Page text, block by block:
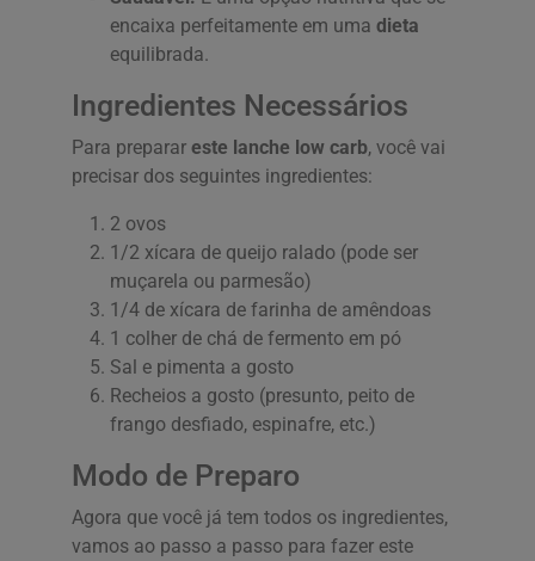
encaixa perfeitamente em uma dieta
equilibrada.
Ingredientes Necessários
Para preparar este lanche low carb, você vai
precisar dos seguintes ingredientes:
2 ovos
1/2 xícara de queijo ralado (pode ser
muçarela ou parmesão)
1/4 de xícara de farinha de amêndoas
1 colher de chá de fermento em pó
Sal e pimenta a gosto
Recheios a gosto (presunto, peito de
frango desfiado, espinafre, etc.)
Modo de Preparo
Agora que você já tem todos os ingredientes,
vamos ao passo a passo para fazer este